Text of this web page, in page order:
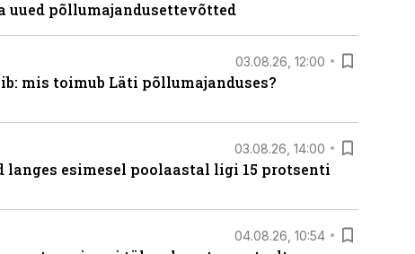
uued põllumajandusettevõtted
03.08.26, 12:00
mis toimub Läti põllumajanduses?
03.08.26, 14:00
langes esimesel poolaastal ligi 15 protsenti
04.08.26, 10:54